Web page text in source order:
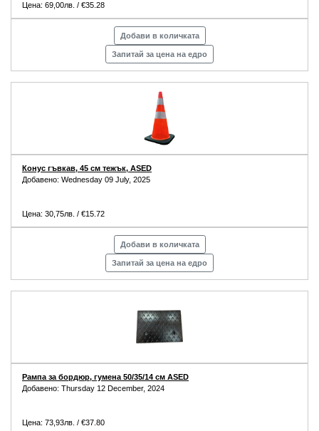
Цена: 69,00лв. / €35.28
Добави в количката
Запитай за цена на едро
Конус гъвкав, 45 см тежък, ASED
Добавено: Wednesday 09 July, 2025
Цена: 30,75лв. / €15.72
Добави в количката
Запитай за цена на едро
Рампа за бордюр, гумена 50/35/14 см ASED
Добавено: Thursday 12 December, 2024
Цена: 73,93лв. / €37.80